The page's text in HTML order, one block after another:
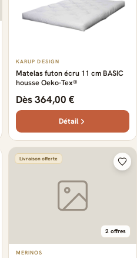
KARUP DESIGN
Matelas futon écru 11 cm BASIC
housse Oeko-Tex®
Dès 364,00 €
Détail
Livraison offerte
2 offres
MERINOS